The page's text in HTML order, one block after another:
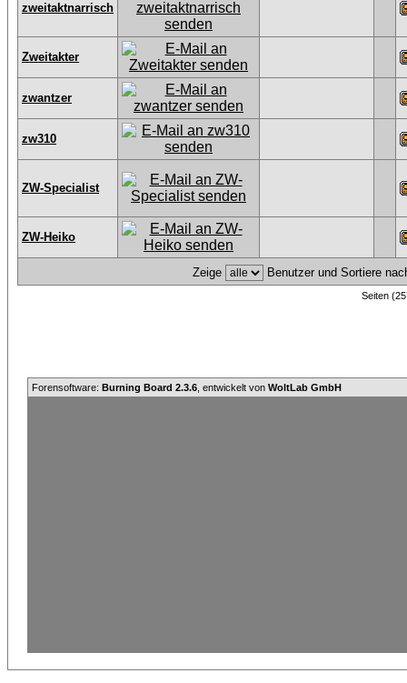
zweitaktnarrisch
Zweitakter
zwantzer
zw310
ZW-Specialist
ZW-Heiko
Zeige Benutzer und Sortiere
Seiten
Forensoftware: Burning Board 2.3.6 , entwickelt von WoltLab GmbH